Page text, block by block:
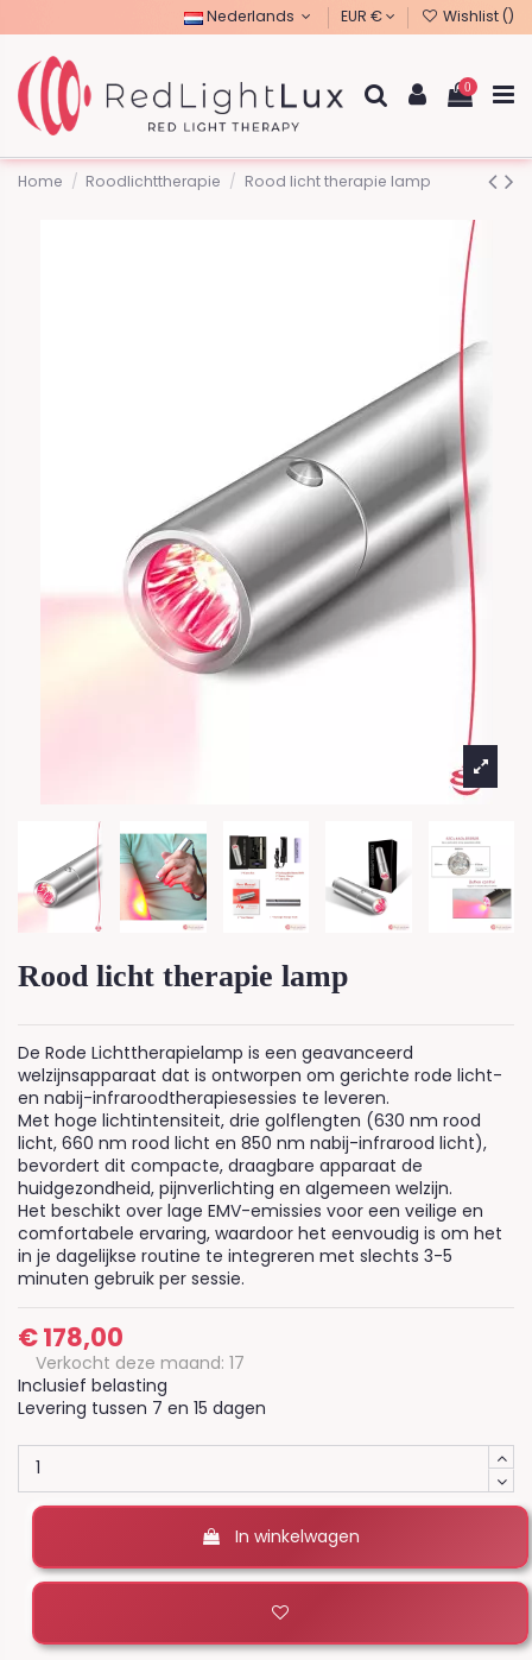
Nederlands EUR € Wishlist ()
0
Home Roodlichttherapie Rood licht therapie lamp
Rood licht therapie lamp
De Rode Lichttherapielamp is een geavanceerd
welzijnsapparaat dat is ontworpen om gerichte rode licht-
en nabij-infraroodtherapiesessies te leveren.
Met hoge lichtintensiteit, drie golflengten (630 nm rood
licht, 660 nm rood licht en 850 nm nabij-infrarood licht),
bevordert dit compacte, draagbare apparaat de
huidgezondheid, pijnverlichting en algemeen welzijn.
Het beschikt over lage EMV-emissies voor een veilige en
comfortabele ervaring, waardoor het eenvoudig is om het
in je dagelijkse routine te integreren met slechts 3-5
minuten gebruik per sessie.
€ 178,00
Verkocht deze maand: 17
Inclusief belasting
Levering tussen 7 en 15 dagen
In winkelwagen